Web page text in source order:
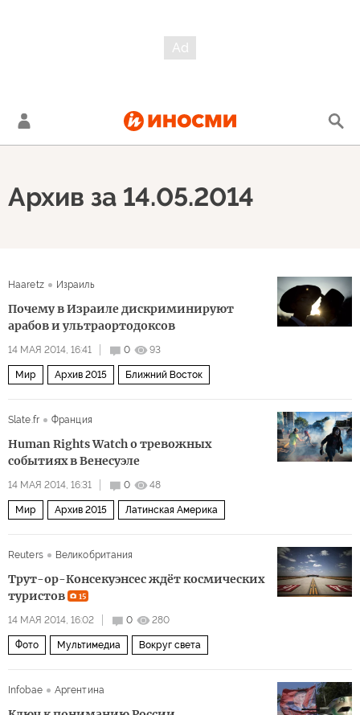
Архив за 14.05.2014
Haaretz Израиль
Почему в Израиле дискриминируют
арабов и ультраортодоксов
14 МАЯ 2014, 16:41 0 93
Мир Архив 2015 Ближний Восток
Slate.fr Франция
Human Rights Watch о тревожных
событиях в Венесуэле
14 МАЯ 2014, 16:31 0 48
Мир Архив 2015 Латинская Америка
Reuters Великобритания
Трут-ор-Консекуэнсес ждёт космических
туристов
15
14 МАЯ 2014, 16:02 0 280
Фото Мультимедиа Вокруг света
Infobae Аргентина